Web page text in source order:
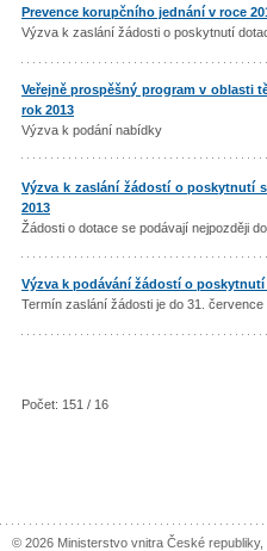
Prevence korupčního jednání v roce
Výzva k zaslání žádosti o poskytnutí
Veřejně prospěšný program v oblasti
rok 2013
Výzva k podání nabídky
Výzva k zaslání žádostí o poskytnutí
2013
Žádosti o dotace se podávají nejpozději
Výzva k podávání žádostí o
Termín zaslání žádosti je do 31.
Počet: 151 / 16
© 2026 Ministerstvo vnitra České